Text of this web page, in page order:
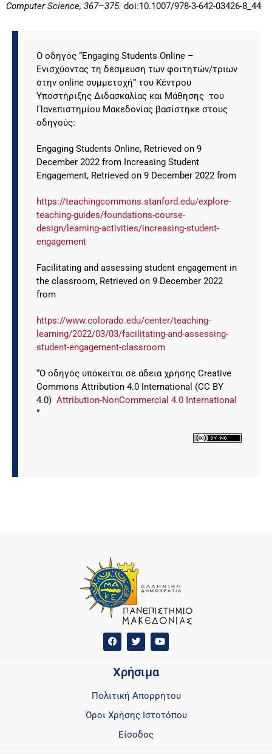
Computer Science, 367–375. doi:10.1007/978-3-642-03426-8_44
Ο οδηγός “Engaging Students Online –
Ενισχύοντας τη δέσμευση των φοιτητών/τριων
στην online συμμετοχή” του Κέντρου
Υποστήριξης Διδασκαλίας και Μάθησης του
Πανεπιστημίου Μακεδονίας βασίστηκε στους
οδηγούς:
Engaging Students Online, Retrieved on 9
December 2022 from Increasing Student
Engagement, Retrieved on 9 December 2022 from
https://teachingcommons.stanford.edu/explore-
teaching-guides/foundations-course-
design/learning-activities/increasing-student-
engagement
Facilitating and assessing student engagement in
the classroom, Retrieved on 9 December 2022
from
https://www.colorado.edu/center/teaching-
learning/2022/03/03/facilitating-and-assessing-
student-engagement-classroom
“Ο οδηγός υπόκειται σε άδεια χρήσης Creative
Commons Attribution 4.0 International (CC BY
4.0) Attribution-NonCommercial 4.0 International
“
Χρήσιμα
Πολιτική Απορρήτου
Όροι Χρήσης Ιστοτόπου
Είσοδος